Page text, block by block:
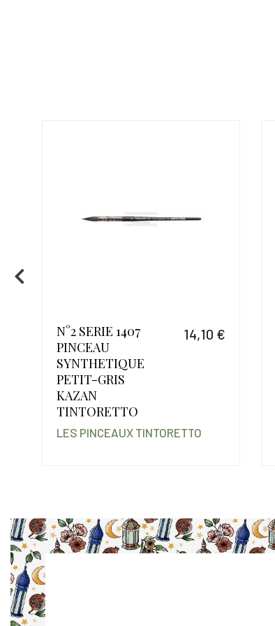
N°2 SERIE 1407
PINCEAU
SYNTHETIQUE
PETIT-GRIS
KAZAN
TINTORETTO
14,10 €
LES PINCEAUX TINTORETTO